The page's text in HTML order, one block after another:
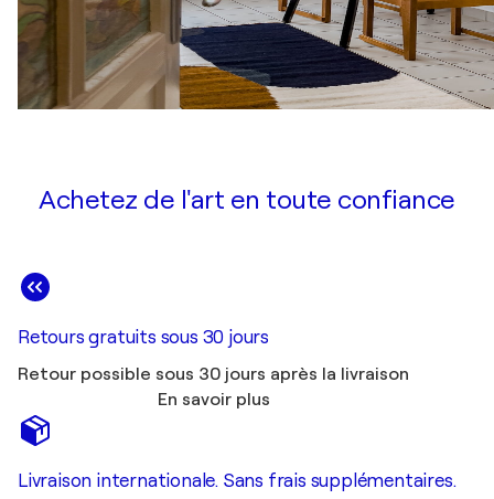
Achetez de l'art en toute confiance
Retours gratuits sous 30 jours
Retour possible sous 30 jours après la livraison
En savoir plus
Livraison internationale. Sans frais supplémentaires.